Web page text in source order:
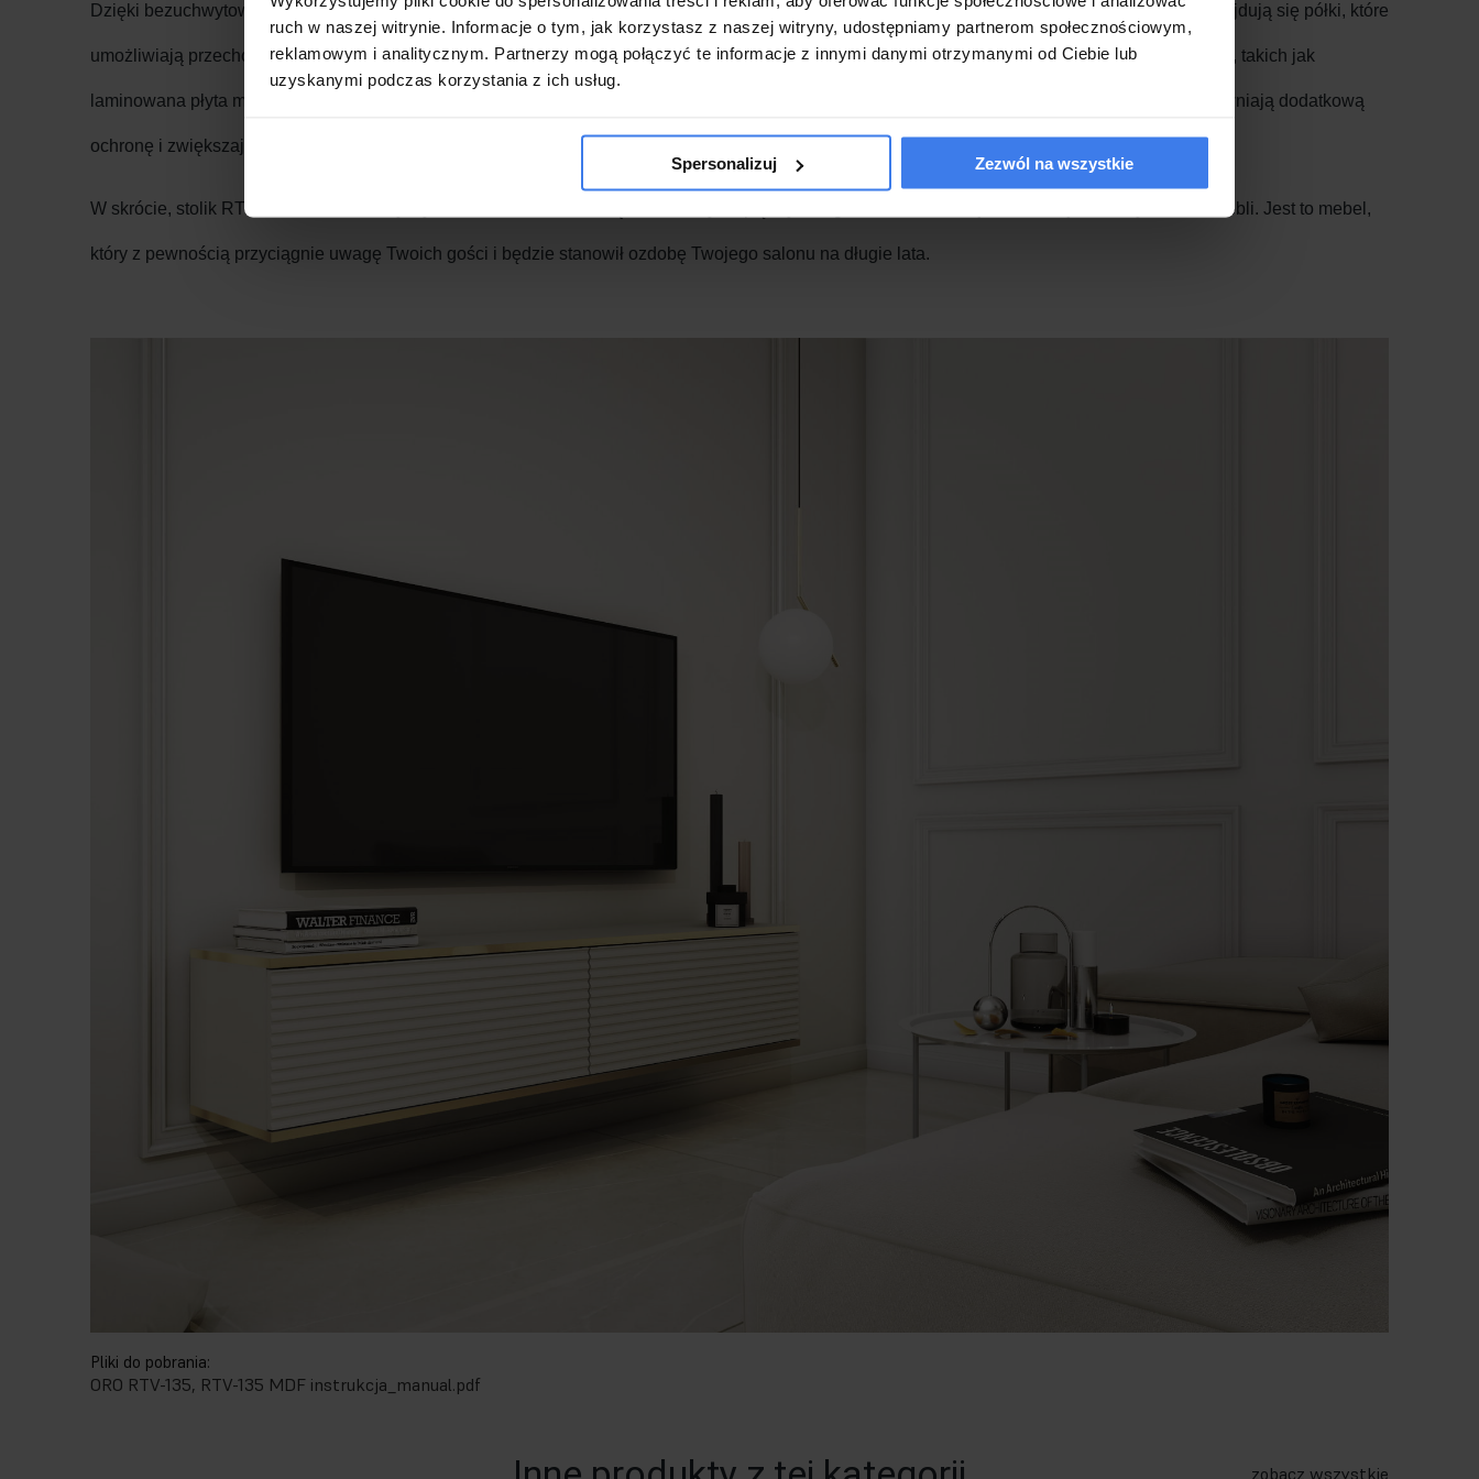
ruch w naszej witrynie. Informacje o tym, jak korzystasz z naszej witryny, udostępniamy partnerom społecznościowym,
reklamowym i analitycznym. Partnerzy mogą połączyć te informacje z innymi danymi otrzymanymi od Ciebie lub
uzyskanymi podczas korzystania z ich usług.
Spersonalizuj Zezwól na wszystkie
Dzięki bezuchwytowemu systemowi otwierania, stolik RTV ORO zachwyca swoją funkcjonalnością i ergonomią użytkowania. Wewnątrz mebla znajdują się półki, które
umożliwiają przechowywanie wszelkich urządzeń RTV, a równocześnie nie rzucają się w oczy. Mebel wykonany jest z wysokiej jakości materiałów, takich jak
laminowana płyta meblowa i płyta MDF, dzięki czemu jest niezwykle trwały i odporny na uszkodzenia mechaniczne. Specjalne obrzeża ABS zapewniają dodatkową
ochronę i zwiększają wytrzymałość mebla.
W skrócie, stolik RTV ORO to doskonały wybór dla osób, które cenią sobie nie tylko piękny design, ale także funkcjonalność i jakość wykonania mebli. Jest to mebel,
który z pewnością przyciągnie uwagę Twoich gości i będzie stanowił ozdobę Twojego salonu na długie lata.
Pliki do pobrania:
ORO RTV-135, RTV-135 MDF instrukcja_manual.pdf
zobacz wszystkie